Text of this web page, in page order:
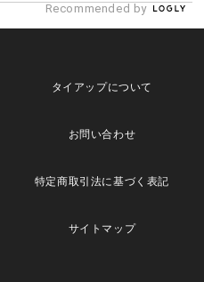
Recommended by
タイアップについて
お問い合わせ
特定商取引法に基づく表記
サイトマップ